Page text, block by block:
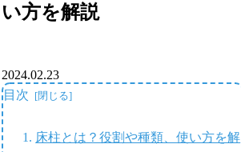
い方を解説
2024.02.23
目次
床柱とは？役割や種類、使い方を解